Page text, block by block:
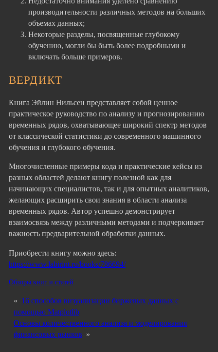
производительности различных методов на больших
объемах данных;
Некоторые разделы, посвященные глубокому
обучению, могли бы быть более подробными и
включать больше примеров.
ВЕРДИКТ
Книга Эйлин Нильсен представляет собой ценное
практическое руководство по анализу и прогнозированию
временных рядов, охватывающее широкий спектр методов
от классической статистики до современного машинного
обучения и глубокого обучения.
Многочисленные примеры кода и практические кейсы из
разных областей делают книгу полезной как для
начинающих специалистов, так и для опытных аналитиков,
желающих расширить свои знания в области анализа
временных рядов. Автор успешно демонстрирует
взаимосвязь между различными методами и подчеркивает
важность предварительной обработки данных.
Приобрести книгу можно здесь:
https://www.labirint.ru/books/786694/
Обзоры книг и статей
« 16 способов визуализации биржевых данных с
помощью Matplotlib
Основы количественного анализа и моделирования
финансовых рынков »